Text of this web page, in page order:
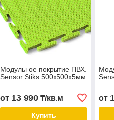
Модульное покрытие ПВХ,
Sensor Stiks 500х500х5мм
от 13 990₸/кв.м
Купить
от